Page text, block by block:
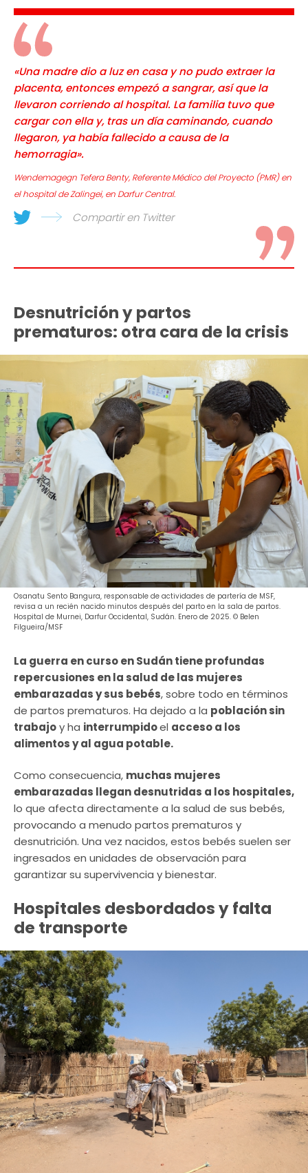
«Una madre dio a luz en casa y no pudo extraer la
placenta, entonces empezó a sangrar, así que la
llevaron corriendo al hospital. La familia tuvo que
cargar con ella y, tras un día caminando, cuando
llegaron, ya había fallecido a causa de la
hemorragia».
Wendemagegn Tefera Benty, Referente Médico del Proyecto (PMR) en
el hospital de Zalingei, en Darfur Central.
Compartir en Twitter
Desnutrición y partos
prematuros: otra cara de la crisis
Osanatu Sento Bangura, responsable de actividades de partería de MSF,
revisa a un recién nacido minutos después del parto en la sala de partos.
Hospital de Murnei, Darfur Occidental, Sudán. Enero de 2025. © Belen
Filgueira/MSF
La guerra en curso en Sudán tiene profundas
repercusiones en la salud de las mujeres
embarazadas y sus bebés, sobre todo en términos
de partos prematuros. Ha dejado a la población sin
trabajoy ha interrumpidoel acceso a los
alimentos y al agua potable.
Como consecuencia, muchas mujeres
embarazadas llegan desnutridas a los hospitales,
lo que afecta directamente a la salud de sus bebés,
provocando a menudo partos prematuros y
desnutrición. Una vez nacidos, estos bebés suelen ser
ingresados en unidades de observación para
garantizar su supervivencia y bienestar.
Hospitales desbordados y falta
de transporte